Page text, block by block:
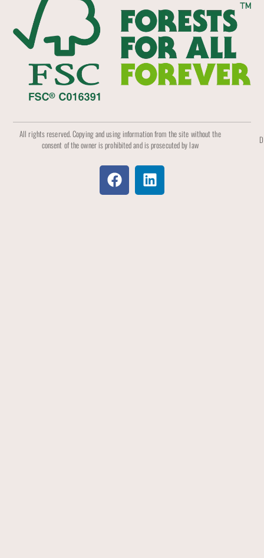
All rights reserved. Copying and using information from the site without the
consent of the owner is prohibited and is prosecuted by law